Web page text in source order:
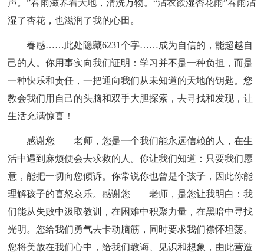
声。”春雨滋养着大地，清洗万物。“沾衣欲湿杏花雨”春雨沾
湿了杏花，也滋润了我的心田。
春感……此处隐藏6231个字……成为自信的，能超越自
己的人。你用事实向我们证明：学习并不是一种负担，而是
一种快乐和责任，一把通向我们从未知道的天地的钥匙。您
教会我们用自己的头脑和双手大胆探索，去寻找和发现，让
生活充满惊喜！
感谢您——老师，您是一个我们能永远信赖的人，在生
活中遇到麻烦便会去求救的人。你让我们知道：只要我们愿
意，能把一切向您倾诉。你常说你也曾是个孩子，因此你能
理解孩子的喜怒哀乐。感谢您——老师，是您让我明白：我
们能从失败中汲取教训，在困难中积聚力量，在黑暗中寻找
光明。您给我们勇气去卡动脑筋，同时要求我们襟怀坦荡。
您将美放在我们心中，给我们教诲、见识和想象，由此营造